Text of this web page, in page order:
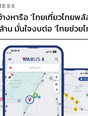
างหารือ ‘ไทยเที่ยวไทยพ
น มั่นใจงบต่อ ‘ไทยช่วย